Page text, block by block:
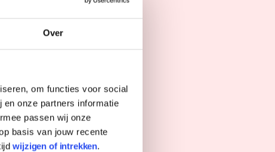
Over
om functies voor social
onze partners informatie
passen wij onze
basis van jouw recente
wijzigen of intrekken.